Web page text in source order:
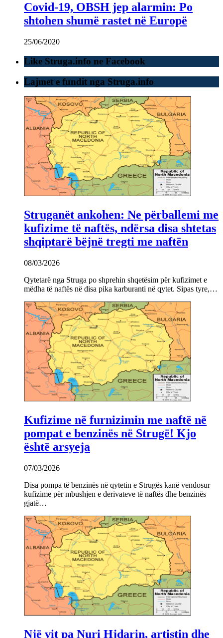
Covid-19, OBSH jep alarmin: Po
shtohen shumë rastet në Europë
25/06/2020
Like Struga.info ne Facebook
Lajmet e fundit nga Struga.info
Struganët ankohen: Ne përballemi me
kufizime të naftës, ndërsa disa shtetas
shqiptarë bëjnë tregti me naftën
08/03/2026
Qytetarë nga Struga po shprehin shqetësim për kufizimet e
mëdha të naftës në disa pika karburanti në qytet. Sipas tyre,…
Kufizime në furnizimin me naftë në
pompat e benzinës në Strugë! Kjo
është arsyeja
07/03/2026
Disa pompa të benzinës në qytetin e Strugës kanë vendosur
kufizime për mbushjen e derivateve të naftës dhe benzinës
gjatë…
Një vit pa Nuri Hjdarin, artistin dhe